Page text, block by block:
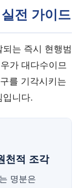
전 가이드
는 즉시 현행범
가 대다수이므
를 기각시키는
입니다.
천적 조각
명분은